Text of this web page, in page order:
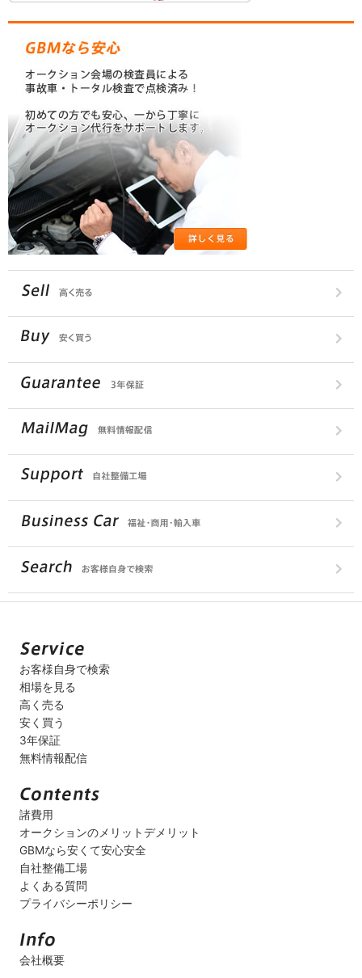
お客様自身で検索
相場を見る
高く売る
安く買う
3年保証
無料情報配信
諸費用
オークションのメリットデメリット
GBMなら安くて安心安全
自社整備工場
よくある質問
プライバシーポリシー
会社概要